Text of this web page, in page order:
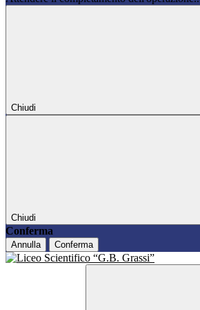
Chiudi
Chiudi
Conferma
Annulla Conferma